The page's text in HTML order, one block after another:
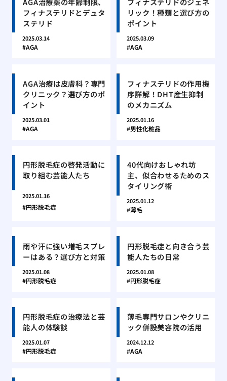
フィナステリドとデュタ
ステリド
2025.03.14
AGA
リック！種類と選び方の
ポイント
2025.03.09
AGA
AGA治療は皮膚科？専門
クリニック？選び方のポ
イント
2025.03.01
AGA
フィナステリドの作用機
序詳解！DHT産生抑制
のメカニズム
2025.01.16
男性化粧品
円形脱毛症の啓発活動に
取り組む芸能人たち
2025.01.16
円形脱毛症
40代向けおしゃれ坊
主、似合わせるためのス
タイリング術
2025.01.12
薄毛
雨や汗に強い増毛スプレ
ーはある？選び方と対策
2025.01.08
円形脱毛症
円形脱毛症と向き合う芸
能人たちの日常
2025.01.08
円形脱毛症
円形脱毛症の治療法と芸
能人の体験談
2025.01.07
円形脱毛症
薄毛専門サロンやクリニ
ック併設美容院の活用
2024.12.12
AGA